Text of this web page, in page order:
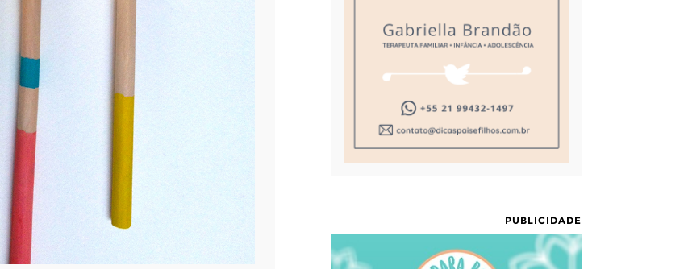
PUBLICIDADE